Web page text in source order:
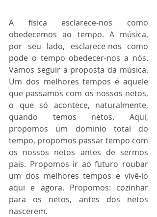
A física esclarece-nos como
obedecemos ao tempo. A música,
por seu lado, esclarece-nos como
pode o tempo obedecer-nos a nós.
Vamos seguir a proposta da música.
Um dos melhores tempos é aquele
que passamos com os nossos netos,
o que só acontece, naturalmente,
quando temos netos. Aqui,
propomos um domínio total do
tempo, propomos passar tempo com
os nossos netos antes de sermos
pais. Propomos ir ao futuro roubar
um dos melhores tempos e vivê-lo
aqui e agora. Propomos: cozinhar
para os netos, antes dos netos
nascerem.